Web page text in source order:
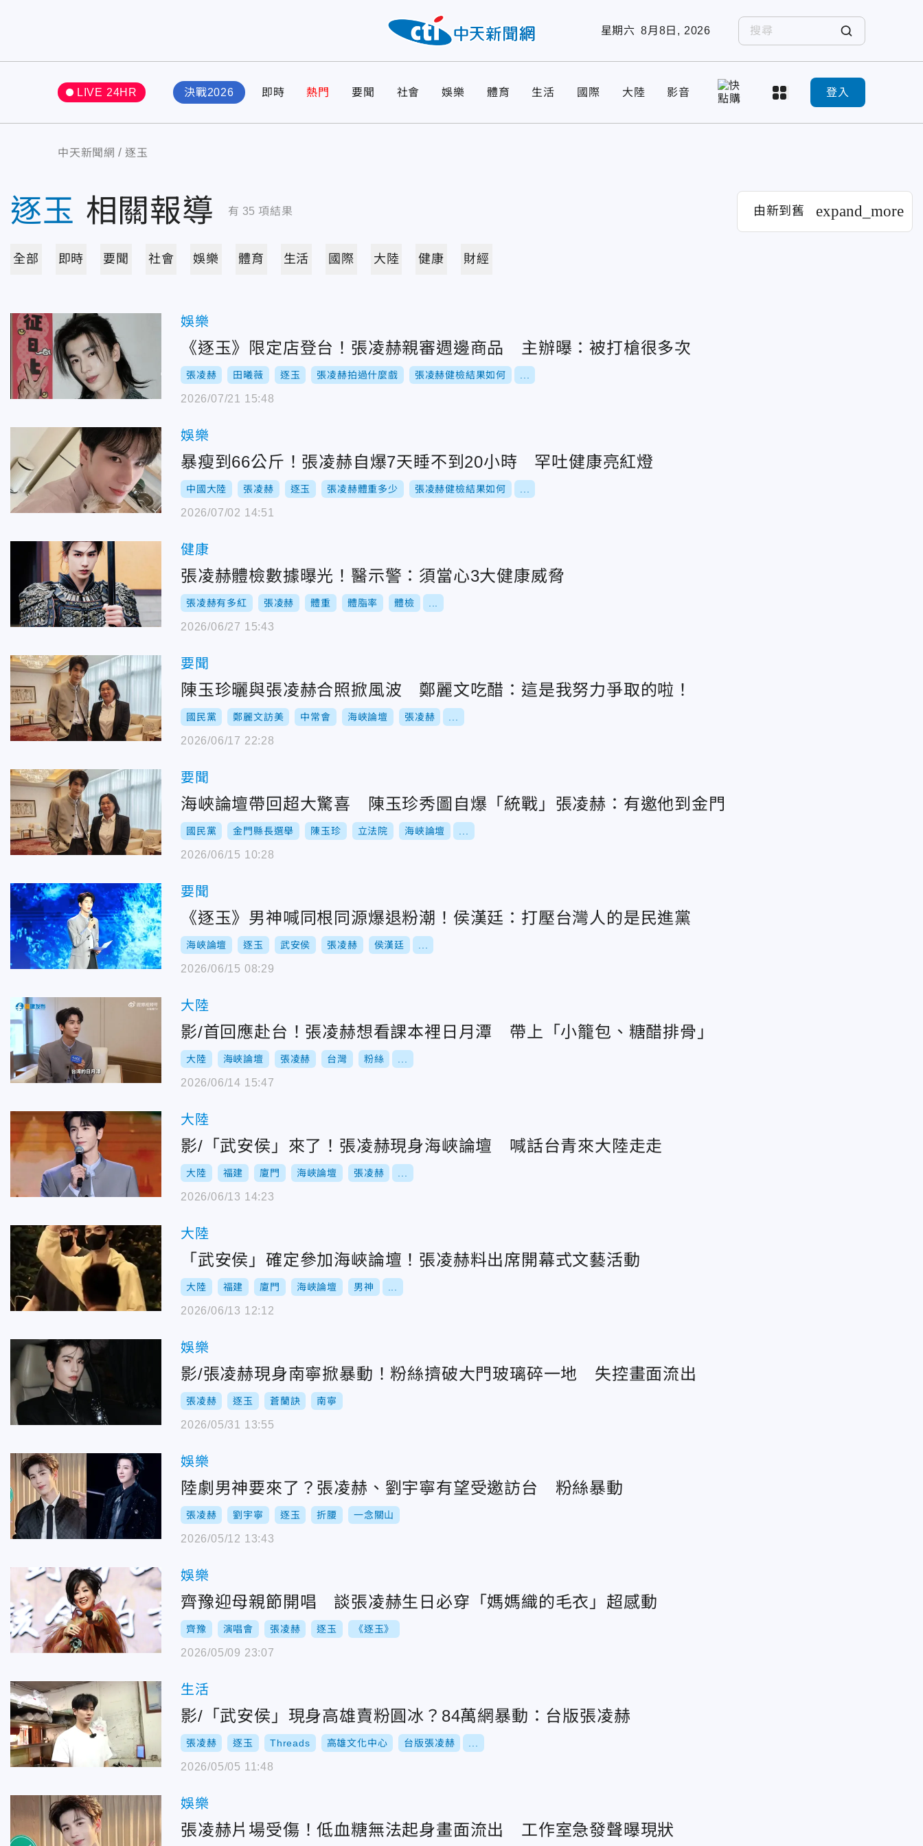
星期六 8月8日, 2026
LIVE 24HR 決戰2026 即時 熱門 要聞 社會 娛樂 體育 生活 國際 大陸 影音 登入
中天新聞網 逐玉
逐玉 相關報導 有 35 項結果 由新到舊 expand_more
全部 即時 要聞 社會 娛樂 體育 生活 國際 大陸 健康 財經
娛樂
《逐玉》限定店登台！張凌赫親審週邊商品 主辦曝：被打槍很多次
張凌赫 田曦薇 逐玉 張凌赫拍過什麼戲 張凌赫健檢結果如何
2026/07/21 15:48
娛樂
暴瘦到66公斤！張凌赫自爆7天睡不到20小時 罕吐健康亮紅燈
中國大陸 張凌赫 逐玉 張凌赫體重多少 張凌赫健檢結果如何
2026/07/02 14:51
健康
張凌赫體檢數據曝光！醫示警：須當心3大健康威脅
張凌赫有多紅 張凌赫 體重 體脂率 體檢
2026/06/27 15:43
要聞
陳玉珍曬與張凌赫合照掀風波 鄭麗文吃醋：這是我努力爭取的啦！
國民黨 鄭麗文訪美 中常會 海峽論壇 張凌赫
2026/06/17 22:28
要聞
海峽論壇帶回超大驚喜 陳玉珍秀圖自爆「統戰」張凌赫：有邀他到金門
國民黨 金門縣長選舉 陳玉珍 立法院 海峽論壇
2026/06/15 10:28
要聞
《逐玉》男神喊同根同源爆退粉潮！侯漢廷：打壓台灣人的是民進黨
海峽論壇 逐玉 武安侯 張凌赫 侯漢廷
2026/06/15 08:29
大陸
影/首回應赴台！張凌赫想看課本裡日月潭 帶上「小籠包、糖醋排骨」
大陸 海峽論壇 張凌赫 台灣 粉絲
2026/06/14 15:47
大陸
影/「武安侯」來了！張凌赫現身海峽論壇 喊話台青來大陸走走
大陸 福建 廈門 海峽論壇 張凌赫
2026/06/13 14:23
大陸
「武安侯」確定參加海峽論壇！張凌赫料出席開幕式文藝活動
大陸 福建 廈門 海峽論壇 男神
2026/06/13 12:12
娛樂
影/張凌赫現身南寧掀暴動！粉絲擠破大門玻璃碎一地 失控畫面流出
張凌赫 逐玉 蒼蘭訣 南寧
2026/05/31 13:55
娛樂
陸劇男神要來了？張凌赫、劉宇寧有望受邀訪台 粉絲暴動
張凌赫 劉宇寧 逐玉 折腰 一念關山
2026/05/12 13:43
娛樂
齊豫迎母親節開唱 談張凌赫生日必穿「媽媽織的毛衣」超感動
齊豫 演唱會 張凌赫 逐玉 《逐玉》
2026/05/09 23:07
生活
影/「武安侯」現身高雄賣粉圓冰？84萬網暴動：台版張凌赫
張凌赫 逐玉 Threads 高雄文化中心 台版張凌赫
2026/05/05 11:48
娛樂
張凌赫片場受傷！低血糖無法起身畫面流出 工作室急發聲曝現狀